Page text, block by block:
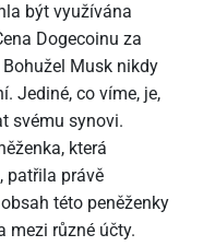
být využívána
Dogecoinu za
Musk nikdy
Jediné, co víme, je,
svému synovi.
která
patřila právě
této peněženky
mezi různé účty.